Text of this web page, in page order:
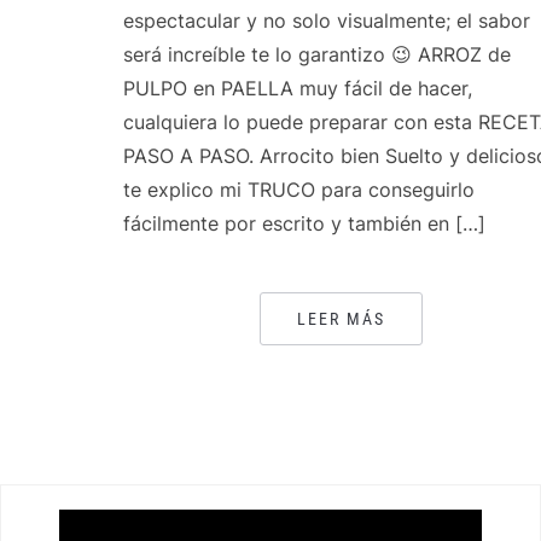
espectacular y no solo visualmente; el sabor
será increíble te lo garantizo 😉 ARROZ de
PULPO en PAELLA muy fácil de hacer,
cualquiera lo puede preparar con esta
PASO A PASO. Arrocito bien Suelto y
te explico mi TRUCO para conseguirlo
fácilmente por escrito y también en […]
LEER MÁS